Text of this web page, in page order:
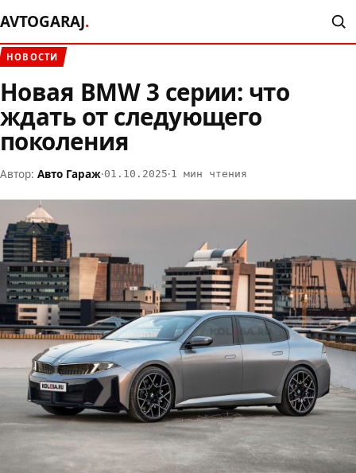
AVTOGARAJ.
НОВОСТИ
Новая BMW 3 серии: что
ждать от следующего
поколения
Автор: Авто Гараж·01.10.2025·1 мин чтения